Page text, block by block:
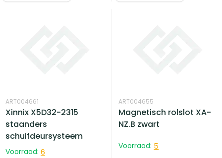
ART004661
Xinnix X5D32-2315
staanders
schuifdeursysteem
Voorraad: 6
ART004655
Magnetisch rolslot XA-
NZ.B zwart
Voorraad: 5